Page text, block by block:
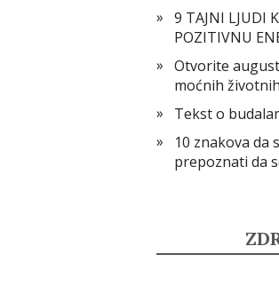
9 TAJNI LJUDI
POZITIVNU
Otvorite
moćnih
Tekst o
10 znakova da
prepoznati da